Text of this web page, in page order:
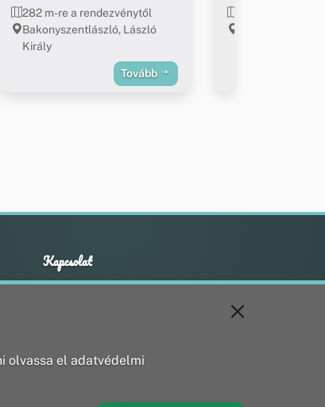
282 m-re a rendezvénytől
Bakonyszentlászló, László
Király
Tovább
Kapcsolat
+36 20 211 1888
olvassa el adatvédelmi